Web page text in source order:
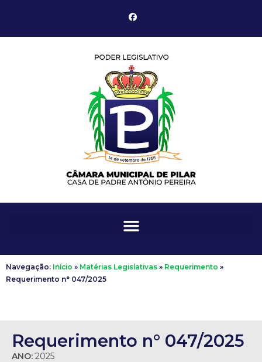
Navegação: Início » Matérias Legislativas » Requerimento »
Requerimento n° 047/2025
Requerimento n° 047/2025
ANO: 2025